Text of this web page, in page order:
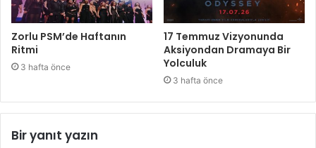
Zorlu PSM’de Haftanın
Ritmi
3 hafta önce
17 Temmuz Vizyonunda
Aksiyondan Dramaya Bir
Yolculuk
3 hafta önce
Bir yanıt yazın